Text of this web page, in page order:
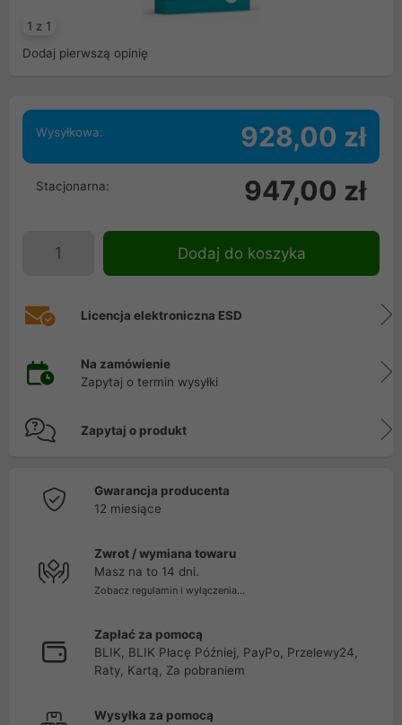
1 z 1
Dodaj pierwszą opinię
Wysyłkowa: 928,00 zł
Stacjonarna: 947,00 zł
Dodaj do koszyka
Licencja elektroniczna ESD
Na zamówienie
Zapytaj o termin wysyłki
Zapytaj o produkt
Gwarancja producenta
12 miesiące
Zwrot / wymiana towaru
Masz na to 14 dni.
Zobacz regulamin i wyłączenia...
Zapłać za pomocą
BLIK, BLIK Płacę Później, PayPo, Przelewy24,
Raty, Kartą, Za pobraniem
Wysyłka za pomocą